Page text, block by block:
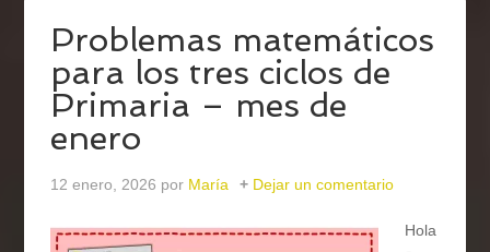
Problemas matemáticos
para los tres ciclos de
Primaria – mes de
enero
12 enero, 2026 por María Dejar un comentario
Hola